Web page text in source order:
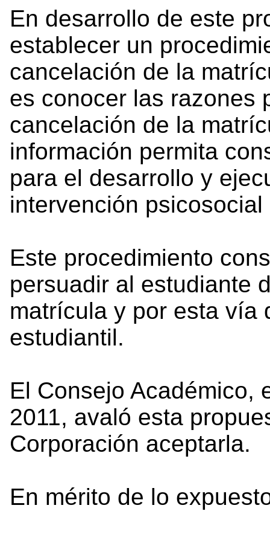
En desarrollo de este
establecer un
cancelación de la
es conocer las razones
cancelación de la
información permita
para el desarrollo y
intervención
Este procedimiento
persuadir al estudiante
matrícula y por esta vía
estudiantil.
El Consejo Académico,
2011, avaló esta
Corporación aceptarla.
En mérito de lo